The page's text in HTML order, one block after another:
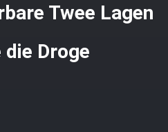
Twee Lagen
die Droge